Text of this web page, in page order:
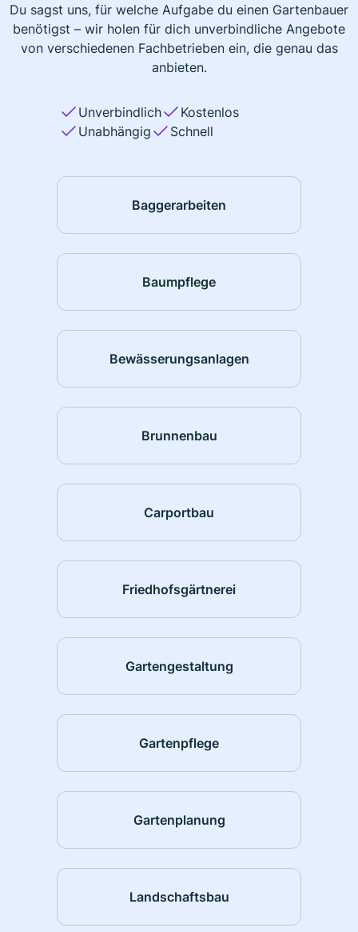
Du sagst uns, für welche Aufgabe du einen Gartenbauer
benötigst – wir holen für dich unverbindliche Angebote
von verschiedenen Fachbetrieben ein, die genau das
anbieten.
Unverbindlich
Kostenlos
Unabhängig
Schnell
Baggerarbeiten
Baumpflege
Bewässerungsanlagen
Brunnenbau
Carportbau
Friedhofsgärtnerei
Gartengestaltung
Gartenpflege
Gartenplanung
Landschaftsbau